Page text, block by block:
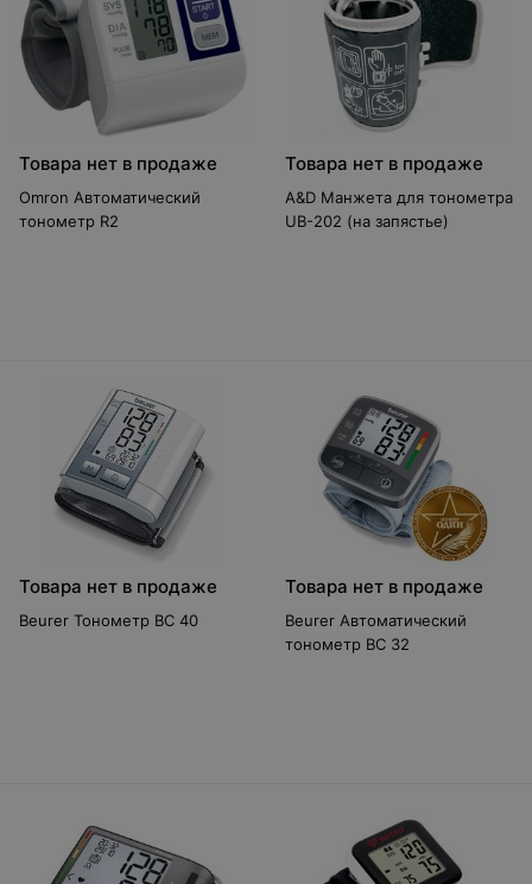
Товара нет в продаже
Omron Автоматический
тонометр R2
Товара нет в продаже
A&D Манжета для тонометра
UB-202 (на запястье)
Товара нет в продаже
Beurer Тонометр BC 40
Товара нет в продаже
Beurer Автоматический
тонометр BC 32